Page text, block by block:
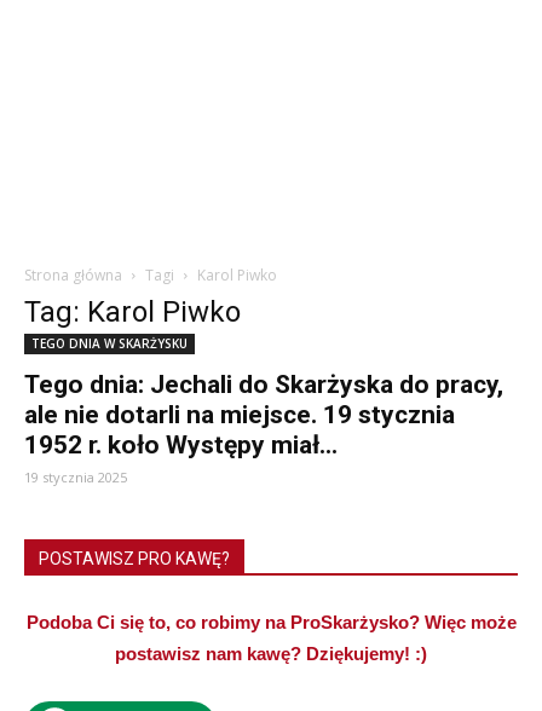
Strona główna Tagi Karol Piwko
Tag: Karol Piwko
TEGO DNIA W SKARŻYSKU
Tego dnia: Jechali do Skarżyska do pracy,
ale nie dotarli na miejsce. 19 stycznia
1952 r. koło Występy miał...
19 stycznia 2025
POSTAWISZ PRO KAWĘ?
Podoba Ci się to, co robimy na ProSkarżysko? Więc może
postawisz nam kawę? Dziękujemy! :)